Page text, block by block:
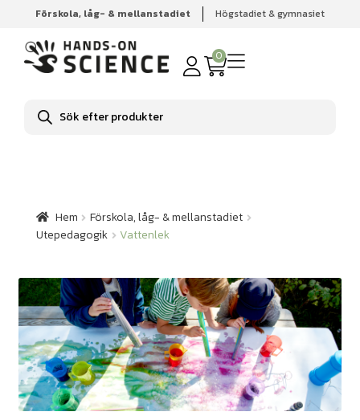
Förskola, låg- & mellanstadiet Högstadiet & gymnasiet
0
Produktsökning
Hem Förskola, låg- & mellanstadiet
Utepedagogik
Vattenlek
Hem
Förskola, låg- & mellanstadiet
Utepedagogik
Vattenlek